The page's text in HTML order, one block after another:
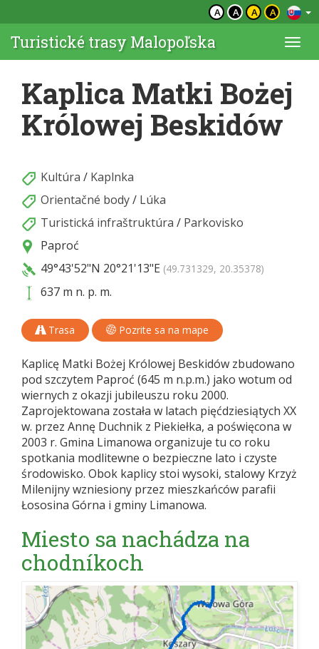
A A A A
Turistické trasy Malopoľska
Kaplica Matki Bożej
Królowej Beskidów
Kultúra / Kaplnka
Orientačné body/ Lúka
Turistická infraštruktúra / Parkovisko
Paproć
49°43'52"N 20°21'13"E (49.731329, 20.35378)
637 m n. p. m.
Trasa Pozrite sa na mape
Kaplicę Matki Bożej Królowej Beskidów zbudowano
pod szczytem Paproć (645 m n.p.m.) jako wotum od
wiernych z okazji jubileuszu roku 2000.
Zaprojektowana została w latach pięćdziesiątych XX
w. przez Annę Duchnik z Piekiełka, a poświęcona w
2003 r. Gmina Limanowa organizuje tu co roku
spotkania modlitewne o bezpieczne lato i czyste
środowisko. Obok kaplicy stoi wysoki, stalowy Krzyż
Milenijny wzniesiony przez mieszkańców parafii
Łososina Górna i gminy Limanowa.
Miesto sa nachádza na
chodníkoch